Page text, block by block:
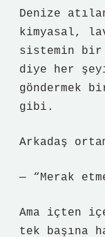
Denize
kimyasal,
sistemin bir
diye her
göndermek
gibi.
Arkadaş
— “Merak
Ama içten
tek başına